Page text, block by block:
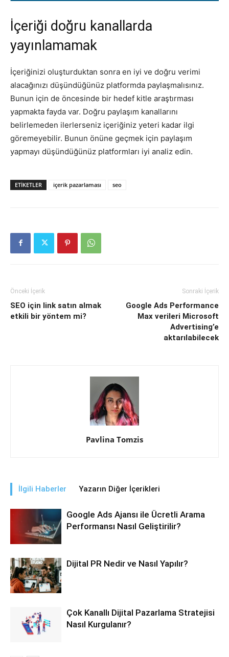
İçeriği doğru kanallarda
yayınlamamak
İçeriğinizi oluşturduktan sonra en iyi ve doğru verimi
alacağınızı düşündüğünüz platformda paylaşmalısınız.
Bunun için de öncesinde bir hedef kitle araştırması
yapmakta fayda var. Doğru paylaşım kanallarını
belirlemeden ilerlerseniz içeriğiniz yeteri kadar ilgi
göremeyebilir. Bunun önüne geçmek için paylaşım
yapmayı düşündüğünüz platformları iyi analiz edin.
ETIKETLER içerik pazarlaması seo
Önceki İçerik
SEO için link satın almak
etkili bir yöntem mi?
Sonraki İçerik
Google Ads Performance
Max verileri Microsoft
Advertising’e
aktarılabilecek
Pavlina Tomzis
İlgili Haberler Yazarın Diğer İçerikleri
Google Ads Ajansı ile Ücretli Arama
Performansı Nasıl Geliştirilir?
Dijital PR Nedir ve Nasıl Yapılır?
Çok Kanallı Dijital Pazarlama Stratejisi
Nasıl Kurgulanır?